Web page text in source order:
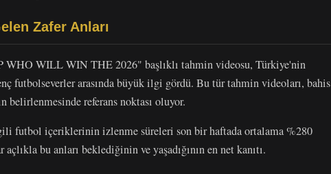
Zafer Anları
WILL WIN THE 2026" başlıklı tahmin videosu, Türkiye'nin
futbolseverler arasında büyük ilgi gördü. Bu tür tahmin videoları, bahis
belirlenmesinde referans noktası oluyor.
futbol içeriklerinin izlenme süreleri son bir haftada ortalama %280
bu anları beklediğinin ve yaşadığının en net kanıtı.